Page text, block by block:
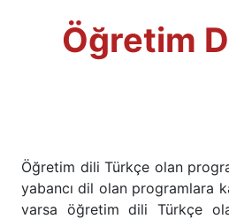
Öğretim
Öğretim dili Türkçe olan
yabancı dil olan programlara
varsa öğretim dili Türkçe